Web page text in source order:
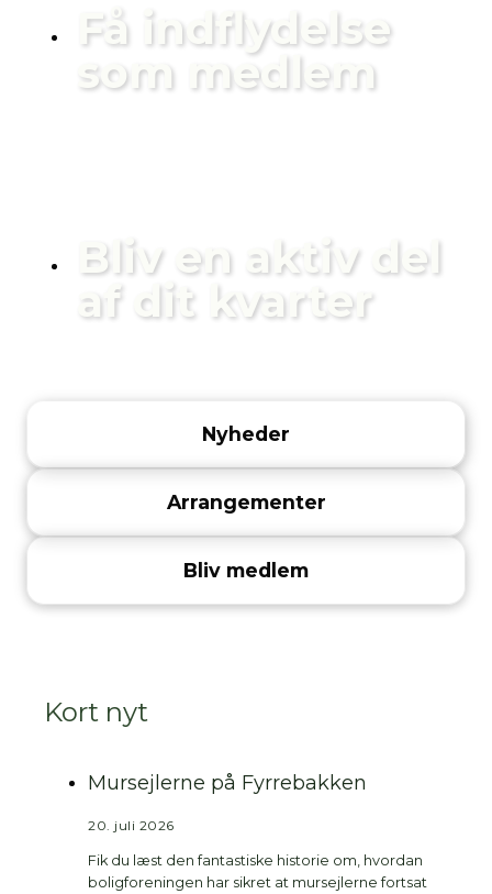
Få ind­fly­del­se
som med­lem
Bliv en aktiv del
af dit kvar­ter
Nyhe­der
Arran­ge­men­ter
Bliv med­lem
Kort nyt
Mursejlerne på Fyrrebakken
20. juli 2026
Fik du læst den fan­ta­sti­ske histo­rie om, hvor­dan
bolig­for­e­nin­gen har sik­ret at mur­sej­ler­ne fort­sat